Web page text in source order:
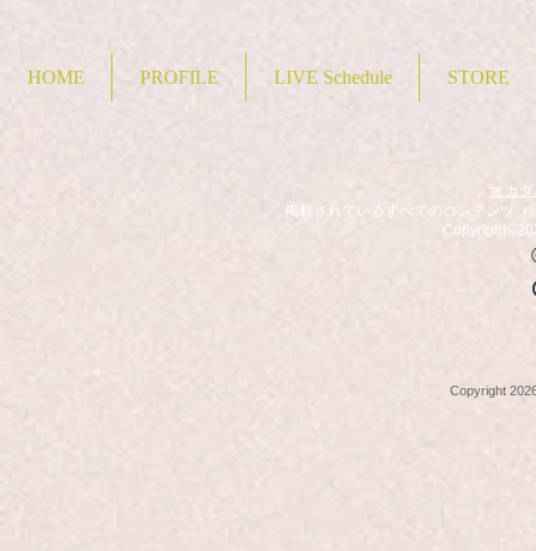
HOME PROFILE LIVE Schedule STORE
オカ
掲載されているすべてのコンテンツ
Copyright